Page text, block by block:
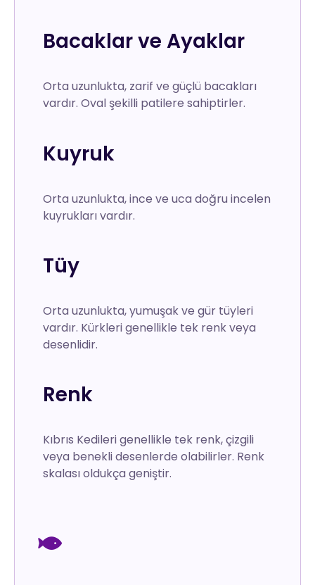
Bacaklar ve Ayaklar
Orta uzunlukta, zarif ve güçlü bacakları
vardır. Oval şekilli patilere sahiptirler.
Kuyruk
Orta uzunlukta, ince ve uca doğru incelen
kuyrukları vardır.
Tüy
Orta uzunlukta, yumuşak ve gür tüyleri
vardır. Kürkleri genellikle tek renk veya
desenlidir.
Renk
Kıbrıs Kedileri genellikle tek renk, çizgili
veya benekli desenlerde olabilirler. Renk
skalası oldukça geniştir.